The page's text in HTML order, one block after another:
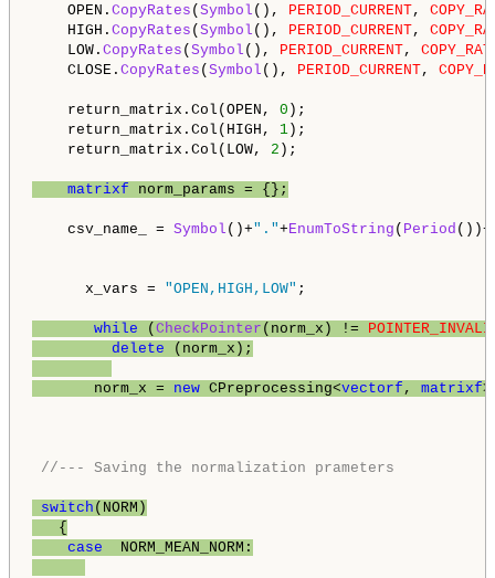
OPEN. CopyRates ( Symbol (), PERIOD_CURRENT,
HIGH. CopyRates ( Symbol (), PERIOD_CURRENT,
LOW. CopyRates ( Symbol (), PERIOD_CURRENT,
CLOSE. CopyRates ( Symbol (), PERIOD_CURRENT,
return_matrix.Col(OPEN, 0 );
return_matrix.Col(HIGH, 1 );
return_matrix.Col(LOW, 2 );
matrixf norm_params = {};
csv_name_ = Symbol ()+"."+ EnumToString ( Period ())+
x_vars = "OPEN,HIGH,LOW" ;
while ( CheckPointer (norm_x) !=
delete (norm_x);
norm_x = new CPreprocessing<vectorf , matrixf
//--- Saving the normalization prameters
switch (NORM)
{
case NORM_MEAN_NORM: